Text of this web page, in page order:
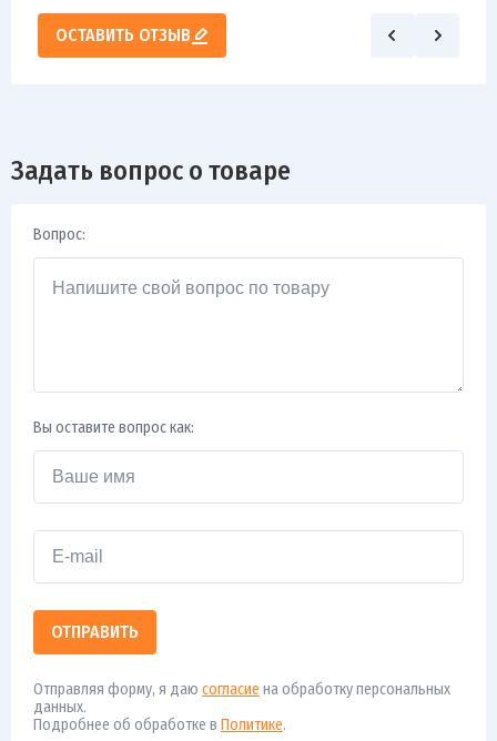
ОСТАВИТЬ ОТЗЫВ
Задать вопрос о товаре
Вопрос:
Вы оставите вопрос как:
ОТПРАВИТЬ
Отправляя форму, я даю согласие на обработку персональных
данных.
Подробнее об обработке в Политике.